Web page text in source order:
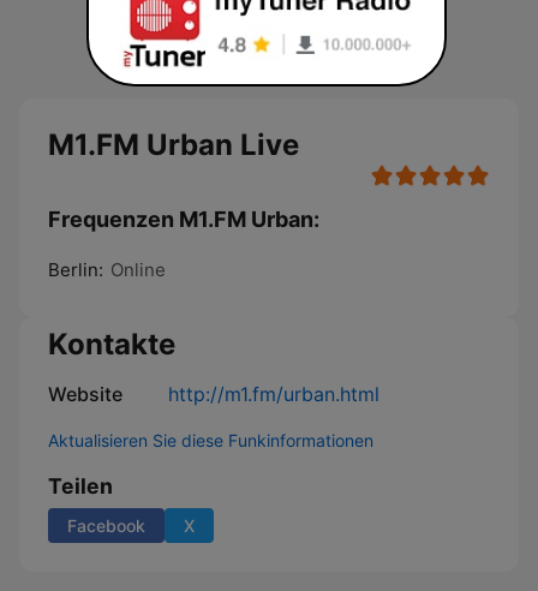
M1.FM Urban Live
Frequenzen M1.FM Urban:
Berlin: Online
Kontakte
Website http://m1.fm/urban.html
Aktualisieren Sie diese Funkinformationen
Teilen
Facebook X